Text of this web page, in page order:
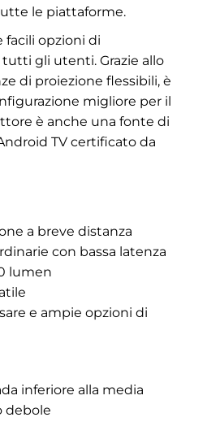
le piattaforme.
facili opzioni di
gli utenti. Grazie allo
di proiezione flessibili, è
migliore per il
è anche una fonte di
TV certificato da
a breve distanza
con bassa latenza
lumen
e ampie opzioni di
inferiore alla media
debole